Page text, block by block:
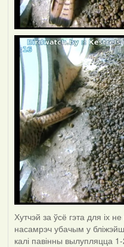
Хутчэй за ўсё гэта для іх
насамрэч убачым у
калі павінны вылупляцца